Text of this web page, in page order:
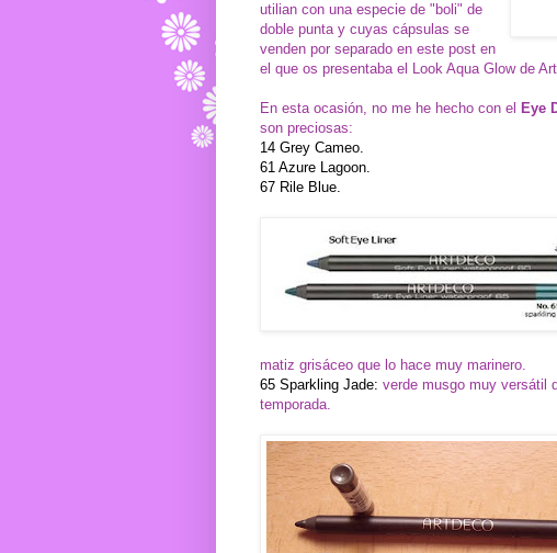
utilian con una especie de "boli" de
doble punta y cuyas cápsulas se
venden por separado en este post en
el que os presentaba el Look Aqua Glow de
En esta ocasión, no me he hecho con el Eye
son preciosas:
14 Grey Cameo.
61 Azure Lagoon.
67 Rile Blue.
matiz grisáceo que lo hace muy marinero.
65 Sparkling Jade: verde musgo muy versátil
temporada.